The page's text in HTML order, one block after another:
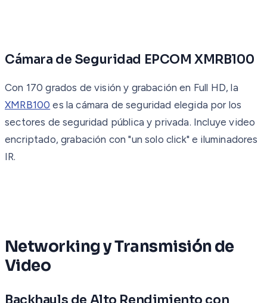
Cámara de Seguridad EPCOM XMRB100
Con 170 grados de visión y grabación en Full HD, la
XMRB100 es la cámara de seguridad elegida por los
sectores de seguridad pública y privada. Incluye video
encriptado, grabación con "un solo click" e iluminadores
IR.
Networking y Transmisión de
Video